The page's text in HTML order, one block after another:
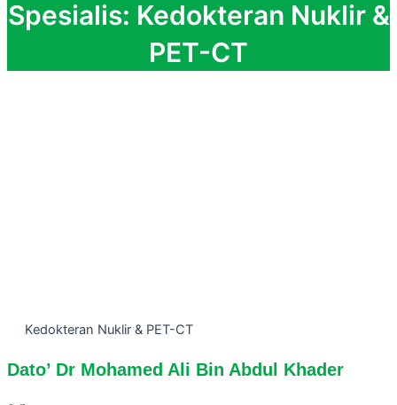
Spesialis: Kedokteran Nuklir &
PET-CT
Kedokteran Nuklir & PET-CT
Dato’ Dr Mohamed Ali Bin Abdul Khader